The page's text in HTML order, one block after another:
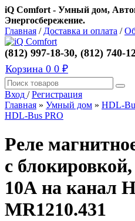
iQ Comfort - Умный дом,
Энергосбережение.
Главная / Доставка и оплата /
(812) 997-18-30, (812) 740-
Корзина 0 0 ₽
Вход /Регистрация
Главная » Умный дом » HDL-
HDL-Bus PRO
Реле
с
10А на канал
MR1210.431